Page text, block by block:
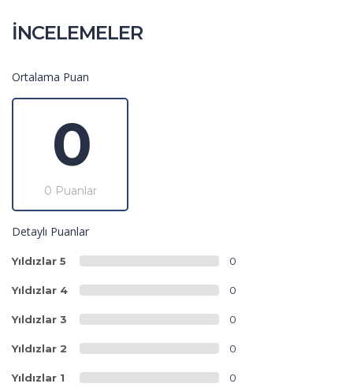
İNCELEMELER
Ortalama Puan
0
0 Puanlar
Detaylı Puanlar
Yıldızlar 5 0
Yıldızlar 4 0
Yıldızlar 3 0
Yıldızlar 2 0
Yıldızlar 1 0